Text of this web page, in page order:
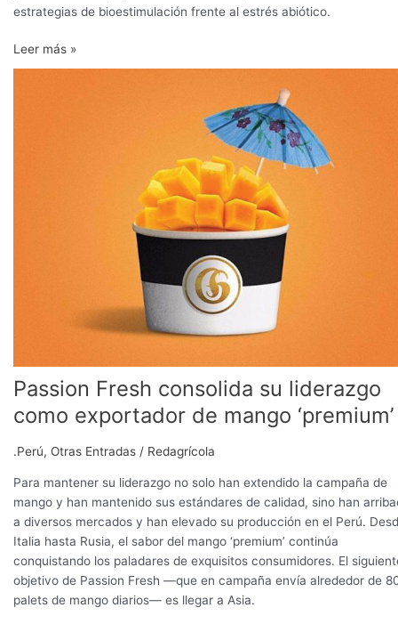
estrategias de bioestimulación frente al estrés abiótico.
Leer más »
Passion Fresh consolida su liderazgo
como exportador de mango ‘premium’
.Perú, Otras Entradas / Redagrícola
Para mantener su liderazgo no solo han extendido la campaña de
mango y han mantenido sus estándares de calidad, sino han
a diversos mercados y han elevado su producción en el Perú.
Italia hasta Rusia, el sabor del mango ‘premium’ continúa
conquistando los paladares de exquisitos consumidores. El
objetivo de Passion Fresh —que en campaña envía alrededor de
palets de mango diarios— es llegar a Asia.